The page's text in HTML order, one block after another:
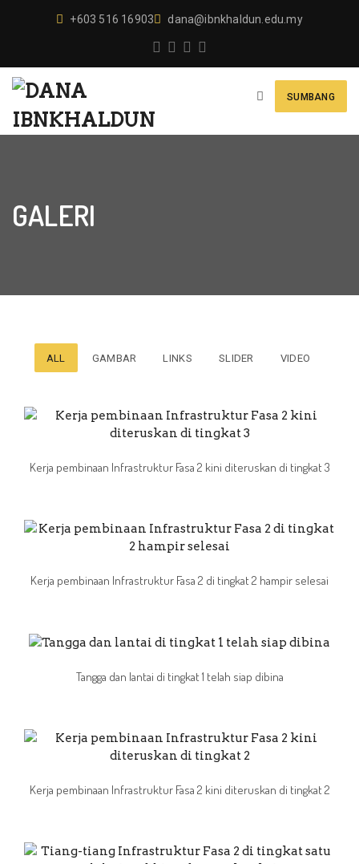
+603 516 16903 dana@ibnkhaldun.edu.my
SUMBANG
GALERI
ALL GAMBAR LINKS SLIDER VIDEO
Kerja pembinaan Infrastruktur Fasa 2 kini diteruskan di tingkat 3
Kerja pembinaan Infrastruktur Fasa 2 di tingkat 2 hampir selesai
Tangga dan lantai di tingkat 1 telah siap dibina
Kerja pembinaan Infrastruktur Fasa 2 kini diteruskan di tingkat 2